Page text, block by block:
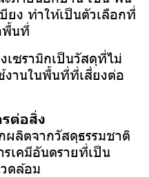
ยง ทำให้เป็นตัวเลือกที่
พื้นที่
เซรามิกเป็นวัสดุที่ไม่
านในพื้นที่ที่เสี่ยงต่อ
ต่อสิ่ง
ผลิตจากวัสดุธรรมชาติ
เคมีอันตรายที่เป็น
ดล้อม